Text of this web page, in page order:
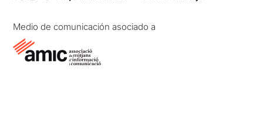
Medio de comunicación asociado a